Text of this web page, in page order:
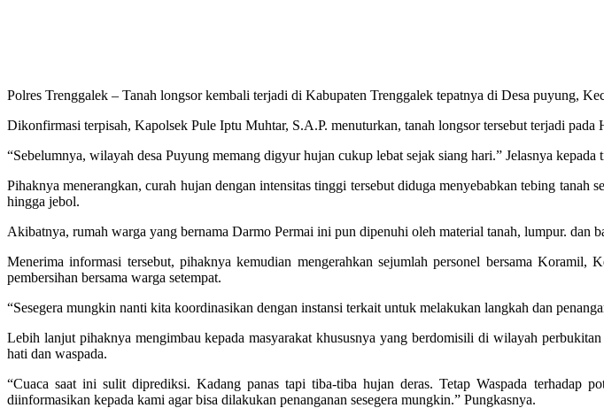
Polres Trenggalek – Tanah longsor kembali terjadi di Kabupaten Trenggalek tepatnya di Desa puyung,
Dikonfirmasi terpisah, Kapolsek Pule Iptu Muhtar, S.A.P. menuturkan, tanah longsor tersebut terjadi
“Sebelumnya, wilayah desa Puyung memang digyur hujan cukup lebat sejak siang hari.” Jelasnya kepada
Pihaknya menerangkan, curah hujan dengan intensitas tinggi tersebut diduga menyebabkan tebing
hingga jebol.
Akibatnya, rumah warga yang bernama Darmo Permai ini pun dipenuhi oleh material tanah, lumpur. dan
Menerima informasi tersebut, pihaknya kemudian mengerahkan sejumlah personel bersama
pembersihan bersama warga setempat.
“Sesegera mungkin nanti kita koordinasikan dengan instansi terkait untuk melakukan langkah dan
Lebih lanjut pihaknya mengimbau kepada masyarakat khususnya yang berdomisili di wilayah
hati dan waspada.
“Cuaca saat ini sulit diprediksi. Kadang panas tapi tiba-tiba hujan deras. Tetap Waspada terhadap
diinformasikan kepada kami agar bisa dilakukan penanganan sesegera mungkin.” Pungkasnya.